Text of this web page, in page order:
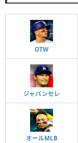
OTW
ジャパンセレ
オールMLB